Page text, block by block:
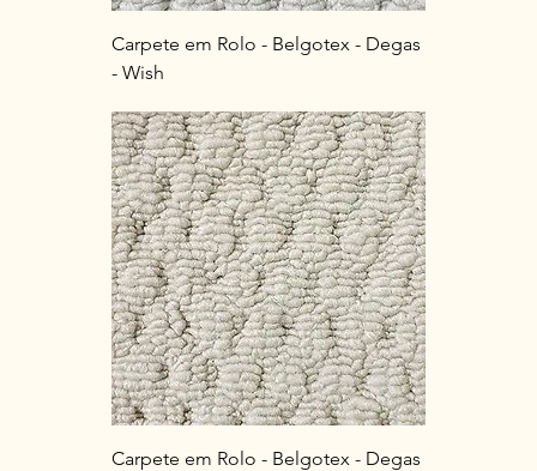
Carpete em Rolo - Belgotex - Degas
- Wish
Carpete em Rolo - Belgotex - Degas